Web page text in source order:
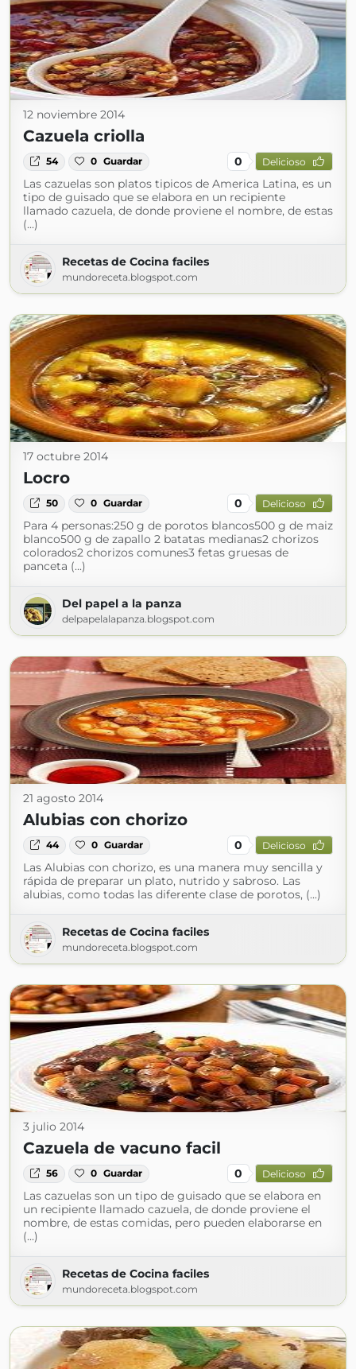
12 noviembre 2014
Cazuela criolla
54 0 Guardar 0 Delicioso
Las cazuelas son platos tipicos de America Latina, es un
tipo de guisado que se elabora en un recipiente
llamado cazuela, de donde proviene el nombre, de estas
(...)
Recetas de Cocina faciles
mundoreceta.blogspot.com
17 octubre 2014
Locro
50 0 Guardar 0 Delicioso
Para 4 personas:250 g de porotos blancos500 g de maiz
blanco500 g de zapallo 2 batatas medianas2 chorizos
colorados2 chorizos comunes3 fetas gruesas de
panceta (...)
Del papel a la panza
delpapelalapanza.blogspot.com
21 agosto 2014
Alubias con chorizo
44 0 Guardar 0 Delicioso
Las Alubias con chorizo, es una manera muy sencilla y
rápida de preparar un plato, nutrido y sabroso. Las
alubias, como todas las diferente clase de porotos, (...)
Recetas de Cocina faciles
mundoreceta.blogspot.com
3 julio 2014
Cazuela de vacuno facil
56 0 Guardar 0 Delicioso
Las cazuelas son un tipo de guisado que se elabora en
un recipiente llamado cazuela, de donde proviene el
nombre, de estas comidas, pero pueden elaborarse en
(...)
Recetas de Cocina faciles
mundoreceta.blogspot.com